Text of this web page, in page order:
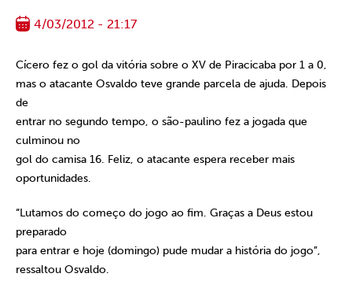
4/03/2012 - 21:17
Cícero fez o gol da vitória sobre o XV de Piracicaba por 1 a 0,
mas o atacante Osvaldo teve grande parcela de ajuda. Depois
de
entrar no segundo tempo, o são-paulino fez a jogada que
culminou no
gol do camisa 16. Feliz, o atacante espera receber mais
oportunidades.
“Lutamos do começo do jogo ao fim. Graças a Deus estou
preparado
para entrar e hoje (domingo) pude mudar a história do jogo”,
ressaltou Osvaldo.